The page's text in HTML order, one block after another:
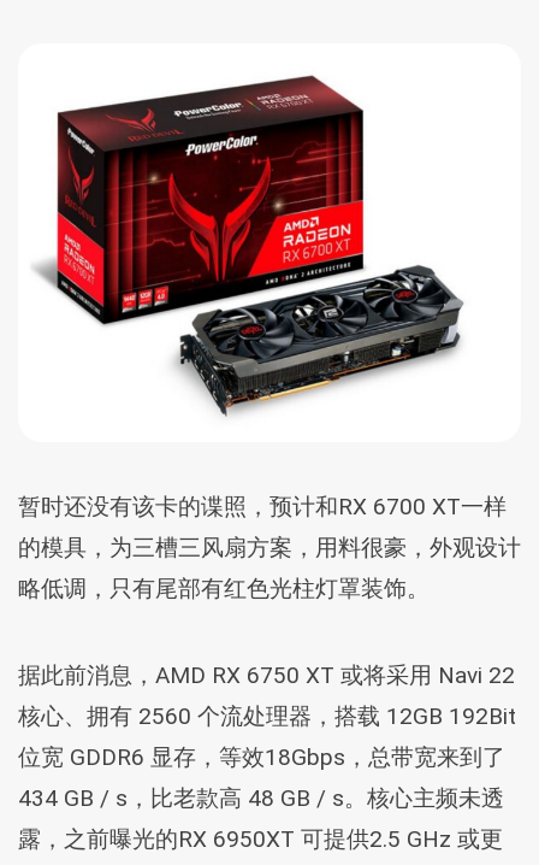
暂时还没有该卡的谍照，预计和RX 6700 XT一样
的模具，为三槽三风扇方案，用料很豪，外观设计
略低调，只有尾部有红色光柱灯罩装饰。
据此前消息，AMD RX 6750 XT 或将采用 Navi 22
核心、拥有 2560 个流处理器，搭载 12GB 192Bit
位宽 GDDR6 显存，等效18Gbps，总带宽来到了
434 GB / s，比老款高 48 GB / s。核心主频未透
露，之前曝光的RX 6950XT 可提供2.5 GHz 或更